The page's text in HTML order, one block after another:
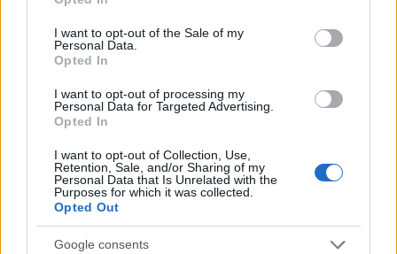
use your data for below specified purposes in below Google
consent section.
I want to opt-out of the Sale of my
Personal Data.
Opted In
I want to opt-out of processing my
Personal Data for Targeted Advertising.
Opted In
I want to opt-out of Collection, Use,
Retention, Sale, and/or Sharing of my
Personal Data that Is Unrelated with the
Purposes for which it was collected.
Opted Out
Google consents
A 10 legjobb Clint Eastwood - film
Manapság naponta születnek sztárok, megjegyezni
is képtelenség - és nem is érdemes - a közepes filmek
még közepesebb szereplőit (tisztelet a kivételnek
természetesen). Látszólag dübörög a filmipar,
valójában erősen stagnál, egymást érik a puccos
premierek, de egyre kevesebb…